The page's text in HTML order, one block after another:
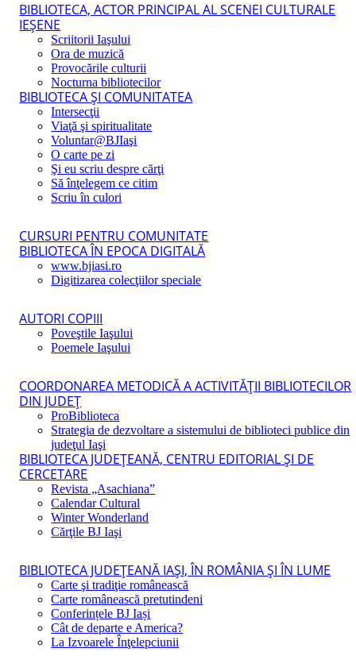
BIBLIOTECA, ACTOR PRINCIPAL AL SCENEI CULTURALE
IEŞENE
Scriitorii Iaşului
Ora de muzică
Provocările culturii
Nocturna bibliotecilor
BIBLIOTECA ŞI COMUNITATEA
Intersecţii
Viaţă şi spiritualitate
Voluntar@BJIaşi
O carte pe zi
Şi eu scriu despre cărţi
Să înţelegem ce citim
Scriu în culori
CURSURI PENTRU COMUNITATE
BIBLIOTECA ÎN EPOCA DIGITALĂ
www.bjiasi.ro
Digitizarea colecţiilor speciale
AUTORI COPIII
Poveştile Iaşului
Poemele Iaşului
COORDONAREA METODICĂ A ACTIVITĂŢII BIBLIOTECILOR
DIN JUDEŢ
ProBiblioteca
Strategia de dezvoltare a sistemului de biblioteci publice din
judeţul Iaşi
BIBLIOTECA JUDEŢEANĂ, CENTRU EDITORIAL ŞI DE
CERCETARE
Revista „Asachiana”
Calendar Cultural
Winter Wonderland
Cărţile BJ Iaşi
BIBLIOTECA JUDEŢEANĂ IAŞI, ÎN ROMÂNIA ŞI ÎN LUME
Carte şi tradiţie românească
Carte românească pretutindeni
Conferințele BJ Iași
Cât de departe e America?
La Izvoarele Înţelepciunii